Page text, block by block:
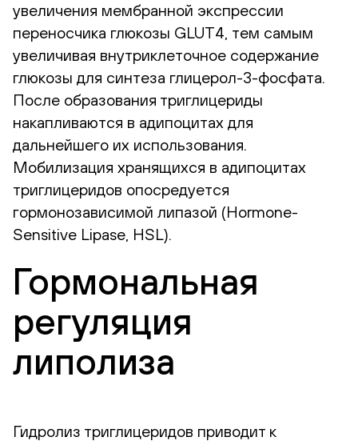
увеличения мембранной экспрессии
переносчика глюкозы GLUT4, тем самым
увеличивая внутриклеточное содержание
глюкозы для синтеза глицерол-3-фосфата.
После образования триглицериды
накапливаются в адипоцитах для
дальнейшего их использования.
Мобилизация хранящихся в адипоцитах
триглицеридов опосредуется
гормонозависимой липазой (Hormone-
Sensitive Lipase, HSL).
Гормональная
регуляция
липолиза
Гидролиз триглицеридов приводит к